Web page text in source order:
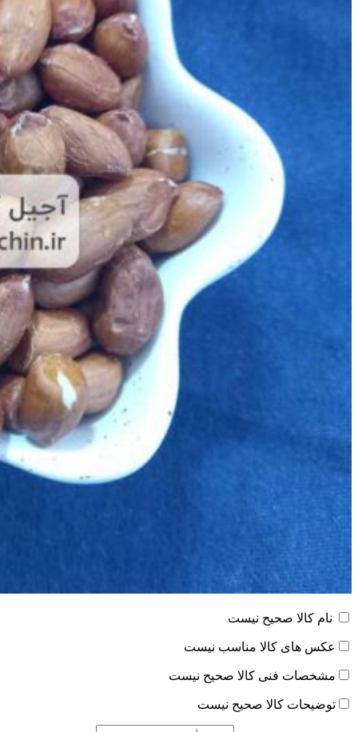
نام کالا صحیح نیست
عکس های کالا مناسب نیست
مشخصات فنی کالا صحیح نیست
توضیحات کالا صحیح نیست